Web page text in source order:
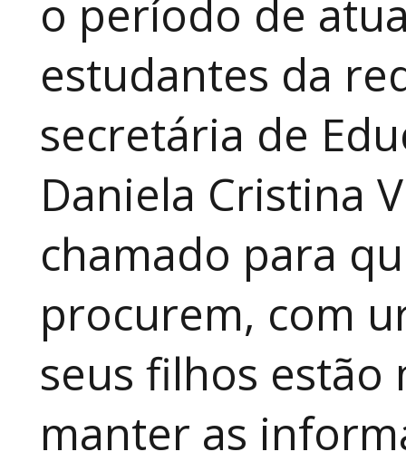
o período de
estudantes da
secretária de
Daniela Cristina
chamado para
procurem, com
seus filhos
manter as